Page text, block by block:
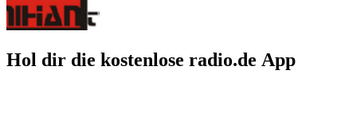
Hol dir die kostenlose radio.de App